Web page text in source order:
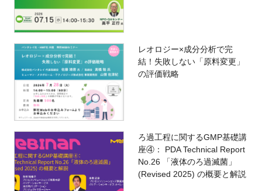
レオロジー×成分分析で完
結！失敗しない「原料変更」
の評価戦略
ろ過工程に関するGMP基礎講
座④： PDA Technical Report
No.26 「液体のろ過滅菌」
(Revised 2025) の概要と解説